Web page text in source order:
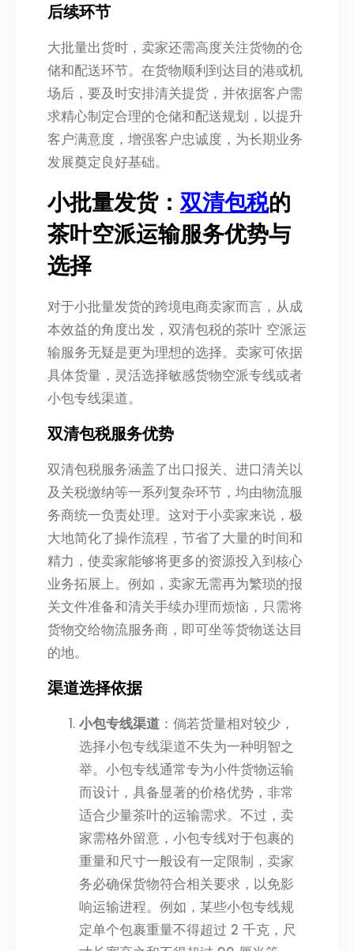
后续环节
大批量出货时，卖家还需高度关注货物的仓
储和配送环节。在货物顺利到达目的港或机
场后，要及时安排清关提货，并依据客户需
求精心制定合理的仓储和配送规划，以提升
客户满意度，增强客户忠诚度，为长期业务
发展奠定良好基础。
小批量发货：双清包税的
茶叶空派运输服务优势与
选择
对于小批量发货的跨境电商卖家而言，从成
本效益的角度出发，双清包税的茶叶 空派运
输服务无疑是更为理想的选择。卖家可依据
具体货量，灵活选择敏感货物空派专线或者
小包专线渠道。
双清包税服务优势
双清包税服务涵盖了出口报关、进口清关以
及关税缴纳等一系列复杂环节，均由物流服
务商统一负责处理。这对于小卖家来说，极
大地简化了操作流程，节省了大量的时间和
精力，使卖家能够将更多的资源投入到核心
业务拓展上。例如，卖家无需再为繁琐的报
关文件准备和清关手续办理而烦恼，只需将
货物交给物流服务商，即可坐等货物送达目
的地。
渠道选择依据
小包专线渠道 ：倘若货量相对较少，
选择小包专线渠道不失为一种明智之
举。小包专线通常专为小件货物运输
而设计，具备显著的价格优势，非常
适合少量茶叶的运输需求。不过，卖
家需格外留意，小包专线对于包裹的
重量和尺寸一般设有一定限制，卖家
务必确保货物符合相关要求，以免影
响运输进程。例如，某些小包专线规
定单个包裹重量不得超过 2 千克，尺